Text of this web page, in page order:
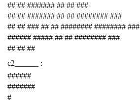
## ## ####### ## ## ###
## ## ####### ## ## ######## ###
## ## ### ## ## ######## ######## ###
###### ##### ## ## ######## ###
## ## ##
c2______ :
######
#######
#